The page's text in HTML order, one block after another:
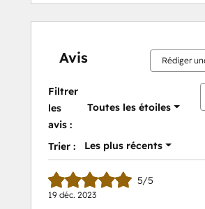
Avis Rédiger
Filtrer
les
avis :
Toutes les étoiles
Trier : Les plus récents
5/5
19 déc. 2023